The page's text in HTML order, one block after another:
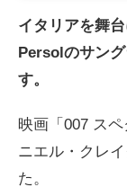
イタリアを舞
Persolのサン
す。
映画「007 ス
ニエル・クレ
た。